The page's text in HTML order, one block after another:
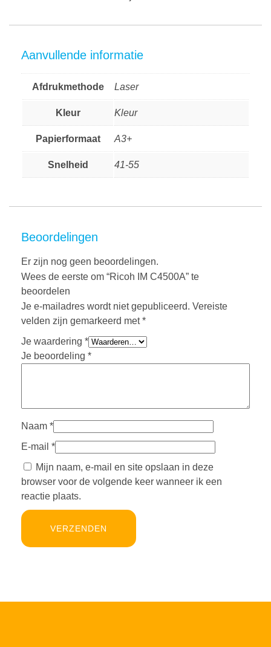
Aanvullende informatie
Afdrukmethode Laser
Kleur Kleur
Papierformaat A3+
Snelheid 41-55
Beoordelingen
Er zijn nog geen beoordelingen.
Wees de eerste om “Ricoh IM C4500A” te
beoordelen
Je e-mailadres wordt niet gepubliceerd. Vereiste
velden zijn gemarkeerd met*
Je waardering *
Je beoordeling *
Naam *
E-mail *
Mijn naam, e-mail en site opslaan in deze
browser voor de volgende keer wanneer ik een
reactie plaats.